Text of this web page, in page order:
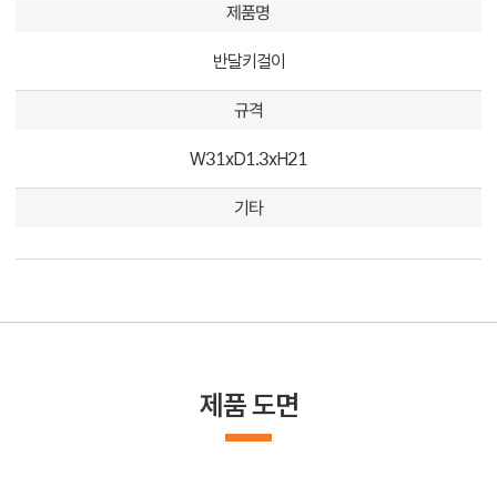
제품명
반달키걸이
규격
W31xD1.3xH21
기타
제품 도면